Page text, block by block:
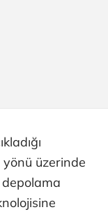
üzerinde